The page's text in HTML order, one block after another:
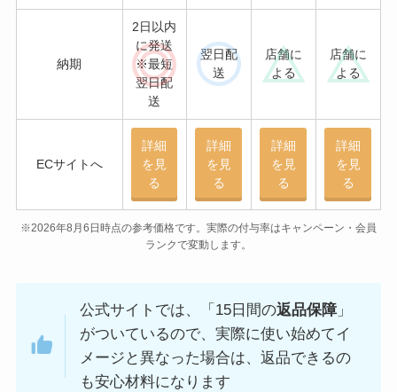
納期
2日以内
に発送
※最短
翌日配
送
翌日配
送
店舗に
よる
店舗に
よる
ECサイトへ
詳細
を見
る
詳細
を見
る
詳細
を見
る
詳細
を見
る
※2026年8月6日時点の参考価格です。 実際の付与率はキャンペーン・会員
ランクで変動します。
公式サイトでは、「15日間の返品保障 」
がついているので、実際に使い始めてイ
メージと異なった場合は、返品できるの
も安心材料になります